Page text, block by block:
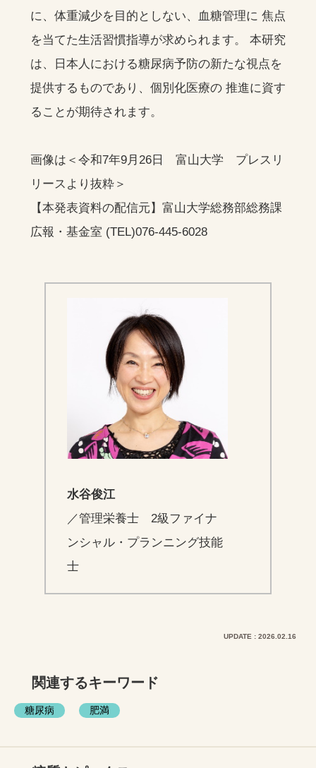
に、体重減少を目的としない、血糖管理に 焦点
を当てた生活習慣指導が求められます。 本研究
は、日本人における糖尿病予防の新たな視点を
提供するものであり、個別化医療の 推進に資す
ることが期待されます。
画像は＜令和7年9月26日 富山大学 プレスリ
リースより抜粋＞
【本発表資料の配信元】富山大学総務部総務課
広報・基金室 (TEL)076-445-6028
水谷俊江
／管理栄養士 2級ファイナ
ンシャル・プランニング技能
士
UPDATE : 2026.02.16
関連するキーワード
糖尿病 肥満